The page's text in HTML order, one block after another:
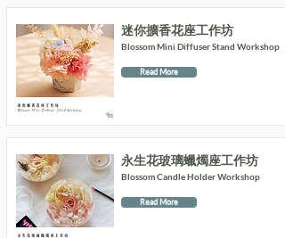
迷你擴香花座工作坊
Blossom Mini Diffuser Stand Workshop
Read More
永生花玻璃蠟燭座工作坊
Blossom Candle Holder Workshop
Read More